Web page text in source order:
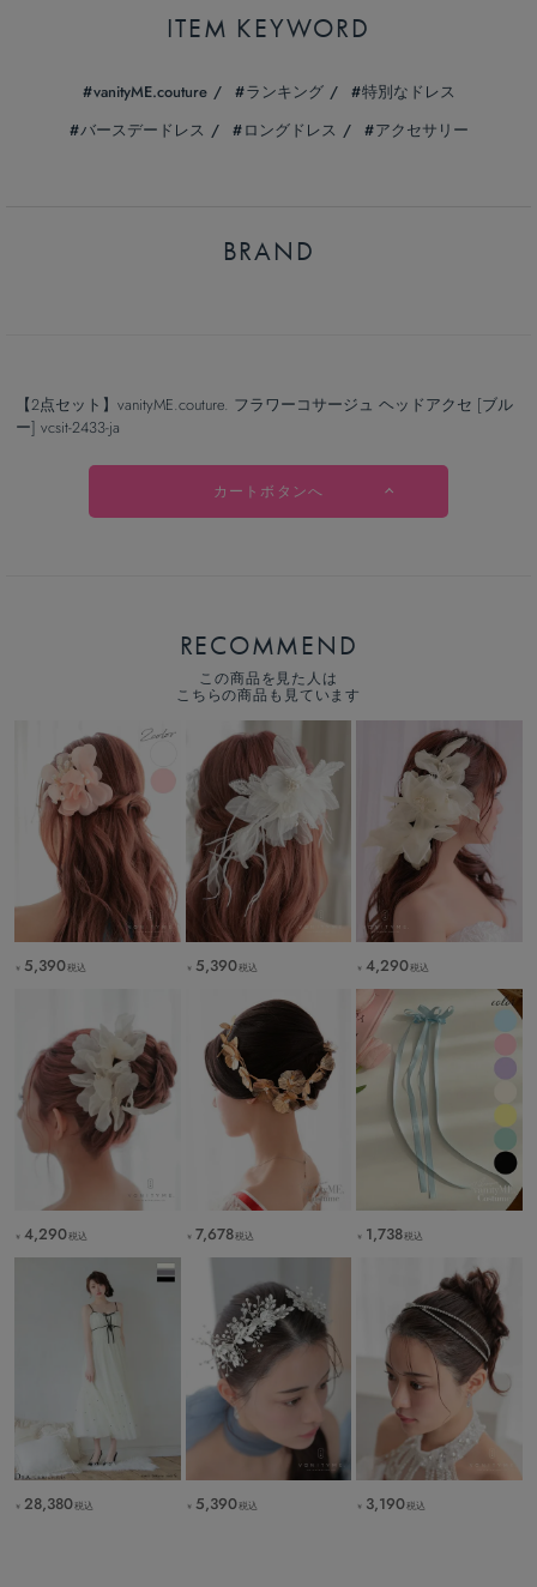
ITEM KEYWORD
vanityME.couture ランキング
特別なドレス
バースデードレス
ロングドレス アクセサリー
BRAND
【2点セット】vanityME.couture. フラワーコサージュ ヘッドアクセ [ブル
ー] vcsit-2433-ja
カートボタンへ
RECOMMEND
この商品を見た人は
こちらの商品も見ています
￥ 5,390税込 ￥ 5,390税込 ￥ 4,290税込
￥ 4,290税込 ￥ 7,678税込 ￥ 1,738税込
￥ 28,380税込 ￥ 5,390税込 ￥ 3,190税込